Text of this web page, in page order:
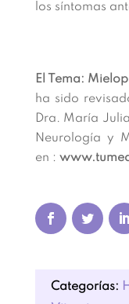
los síntomas
El Tema:
ha sido
Dra. María
Neurología y
en :
Categorías: